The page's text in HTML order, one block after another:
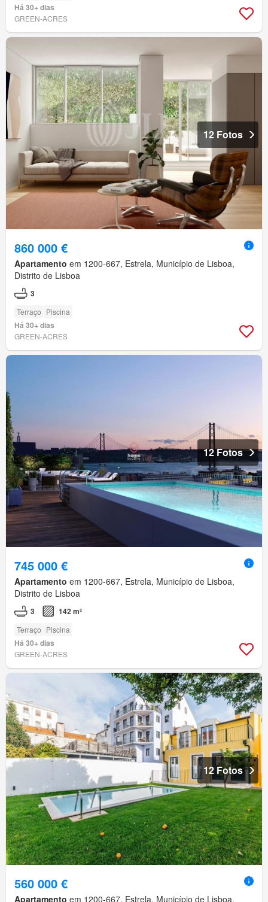
Há 30+ dias
GREEN-ACRES
12 Fotos
860 000 €
Apartamento em 1200-667, Estrela, Município de Lisboa,
Distrito de Lisboa
3
Terraço Piscina
Há 30+ dias
GREEN-ACRES
12 Fotos
745 000 €
Apartamento em 1200-667, Estrela, Município de Lisboa,
Distrito de Lisboa
3 142 m²
Terraço Piscina
Há 30+ dias
GREEN-ACRES
12 Fotos
560 000 €
Apartamento em 1200-667, Estrela, Município de Lisboa,